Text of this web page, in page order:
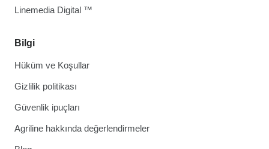
Bilgi
Hüküm ve Koşullar
Gizlilik politikası
Güvenlik ipuçları
Agriline hakkında değerlendirmeler
Linemedia Digital ™